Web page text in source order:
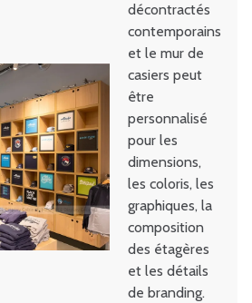
décontractés
contemporains
et le mur de
casiers peut
être
personnalisé
pour les
dimensions,
les coloris, les
graphiques, la
composition
des étagères
et les détails
de branding.